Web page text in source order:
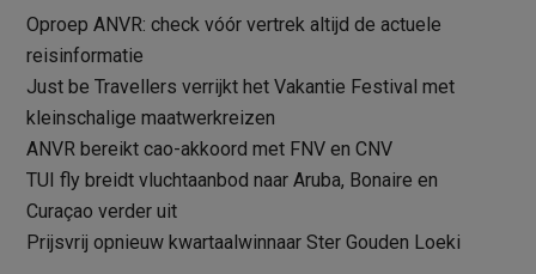
Oproep ANVR: check vóór vertrek altijd de actuele
reisinformatie
Just be Travellers verrijkt het Vakantie Festival met
kleinschalige maatwerkreizen
ANVR bereikt cao-akkoord met FNV en CNV
TUI fly breidt vluchtaanbod naar Aruba, Bonaire en
Curaçao verder uit
Prijsvrij opnieuw kwartaalwinnaar Ster Gouden Loeki